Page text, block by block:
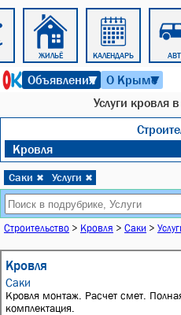
ЖИЛЬЁ КАЛЕНДАРЬ
Объявления
▼ О Крыме
▼
Услуги кровля
Кровля
Саки ✖ Услуги ✖
Строительство > Кровля > Саки >
Кровля
Саки
Кровля монтаж. Расчет смет.
комплектация.